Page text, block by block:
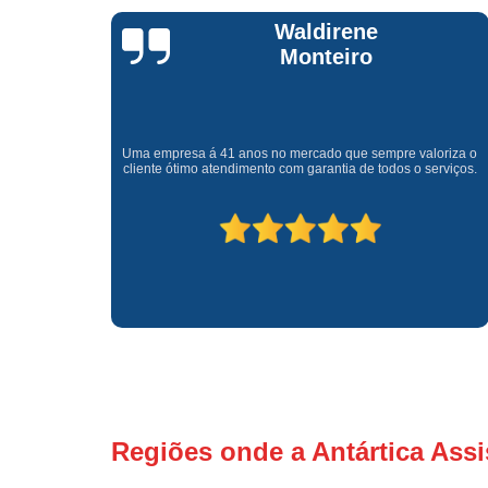
Waldirene
Monteiro
Uma empresa á 41 anos no mercado que sempre valoriza o
cliente ótimo atendimento com garantia de todos o serviços.
Regiões onde a Antártica